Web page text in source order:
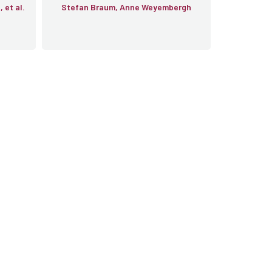
Gisèle Vernimmen-Van Tiggelen, et al. Stefan Braum, Anne Weyembergh